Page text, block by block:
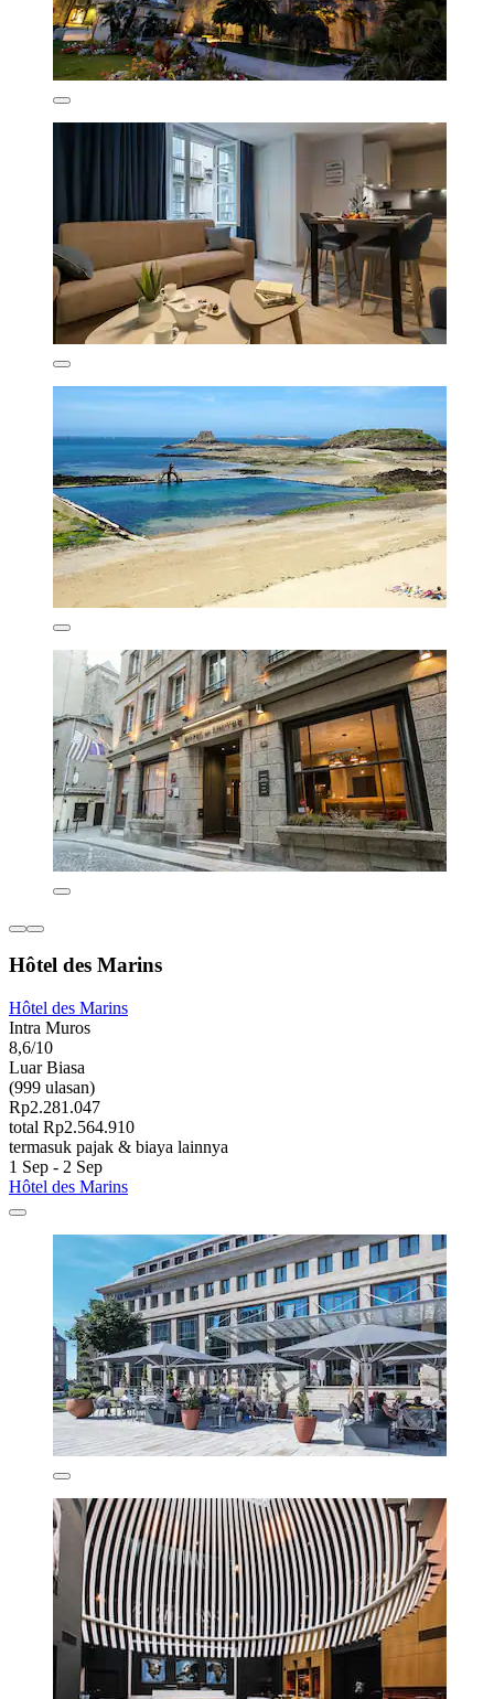
Hôtel des Marins
Hôtel des Marins
Intra Muros
8,6/10
Luar Biasa
(999 ulasan)
Rp2.281.047
total Rp2.564.910
termasuk pajak & biaya lainnya
1 Sep - 2 Sep
Hôtel des Marins